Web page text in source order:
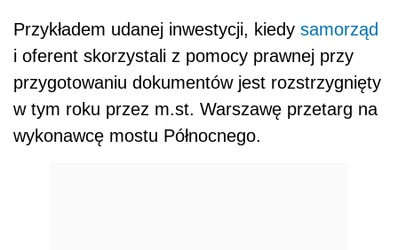
Przykładem udanej inwestycji, kiedy samorząd
i oferent skorzystali z pomocy prawnej przy
przygotowaniu dokumentów jest rozstrzygnięty
w tym roku przez m.st. Warszawę przetarg na
wykonawcę mostu Północnego.